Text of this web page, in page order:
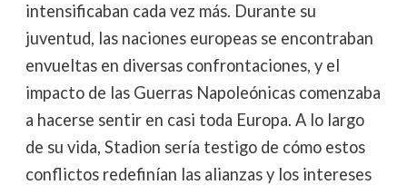
intensificaban cada vez más. Durante su
juventud, las naciones europeas se encontraban
envueltas en diversas confrontaciones, y el
impacto de las Guerras Napoleónicas comenzaba
a hacerse sentir en casi toda Europa. A lo largo
de su vida, Stadion sería testigo de cómo estos
conflictos redefinían las alianzas y los intereses